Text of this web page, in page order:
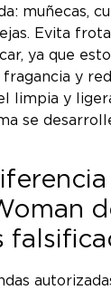
muñecas,
Evita
ya que
y
limpia y
se